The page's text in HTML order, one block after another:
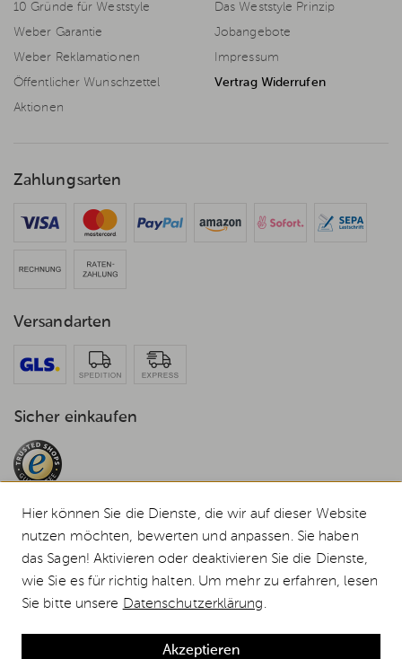
10 Gründe für Weststyle
Weber Garantie
Weber Reklamationen
Öffentlicher Wunschzettel
Aktionen
Das Weststyle Prinzip
Jobangebote
Impressum
Vertrag Widerrufen
Zahlungsarten
Versandarten
Sicher einkaufen
© 2026 Weststyle GmbH · Europas grosser Weber Spezialist
Alle Preise inkl. MwSt., inkl. Verpackungskosten und zzgl.
Durchgestrichene Preise entsprechen dem bisherigen Preis bei Weststyle.
Weber Gasgrill Genesis EPX-335W GBS, Black, Smart (2026) günstig kaufen
Hier können Sie die Dienste, die wir auf dieser Website
nutzen möchten, bewerten und anpassen. Sie haben
das Sagen! Aktivieren oder deaktivieren Sie die Dienste,
wie Sie es für richtig halten. Um mehr zu erfahren, lesen
Sie bitte unsere Datenschutzerklärung.
Akzeptieren